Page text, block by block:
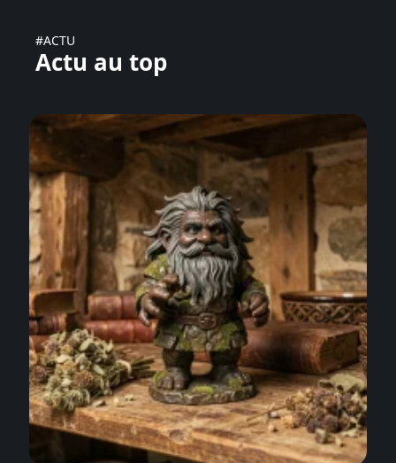
#ACTU
Actu au top